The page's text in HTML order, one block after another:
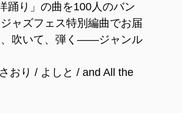
踊り」の曲を100人のバン
ャズフェス特別編曲でお届
、吹いて、弾く——ジャンル
おり / よしと / and All the